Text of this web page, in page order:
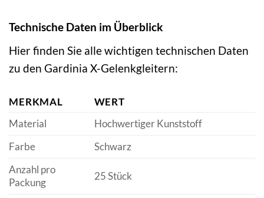
Technische Daten im Überblick
Hier finden Sie alle wichtigen technischen Daten
zu den Gardinia X-Gelenkgleitern:
MERKMAL
WERT
Material
Hochwertiger Kunststoff
Farbe
Schwarz
Anzahl pro
Packung
25 Stück